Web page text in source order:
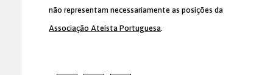
não representam necessariamente as posições da
Associação Ateísta Portuguesa.